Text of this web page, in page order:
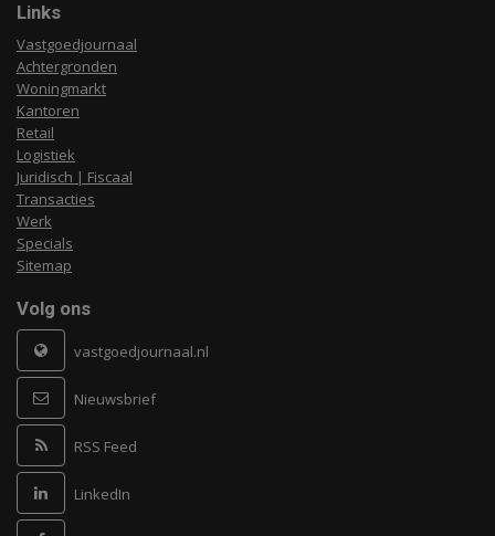
Links
Vastgoedjournaal
Achtergronden
Woningmarkt
Kantoren
Retail
Logistiek
Juridisch | Fiscaal
Transacties
Werk
Specials
Sitemap
Volg ons
vastgoedjournaal.nl
Nieuwsbrief
RSS Feed
LinkedIn